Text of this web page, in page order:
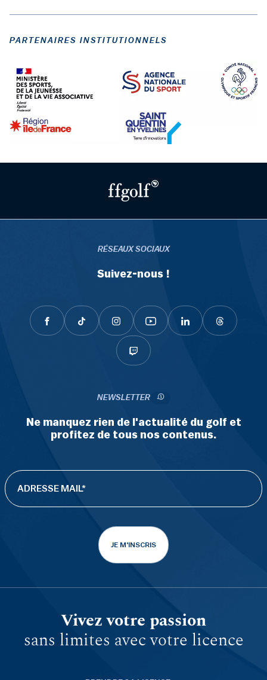
PARTENAIRES INSTITUTIONNELS
RÉSEAUX SOCIAUX
Suivez-nous !
NEWSLETTER
Ne manquez rien de l'actualité du golf et
profitez de tous nos contenus.
JE M'INSCRIS
Vivez votre passion
sans limites avec votre licence